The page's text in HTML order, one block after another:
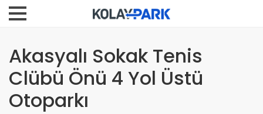
Akasyalı Sokak Tenis
Clübü Önü 4 Yol Üstü
Otoparkı